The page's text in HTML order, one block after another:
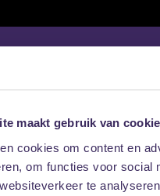
maakt gebruik van
cookies om content en
om functies voor social
te